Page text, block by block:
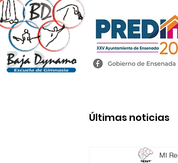
Últimas noticias
MI